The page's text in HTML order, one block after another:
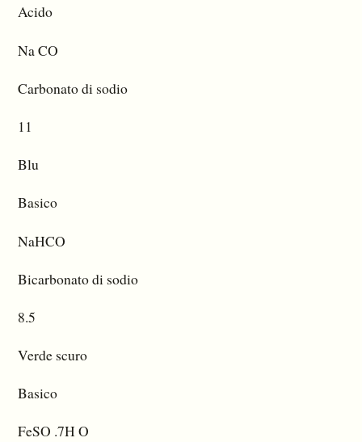
Acido
Na CO
Carbonato di sodio
11
Blu
Basico
NaHCO
Bicarbonato di sodio
8.5
Verde scuro
Basico
FeSO .7H O